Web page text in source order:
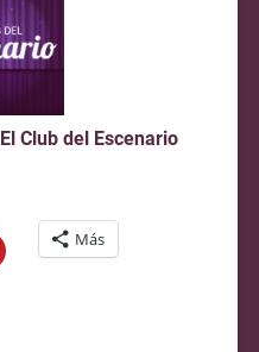
El Club del Escenario
Más